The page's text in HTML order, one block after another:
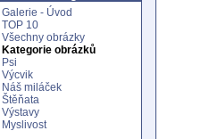
Galerie - Úvod
TOP 10
Všechny obrázky
Kategorie obrázků
Psi
Výcvik
Náš miláček
Štěňata
Výstavy
Myslivost